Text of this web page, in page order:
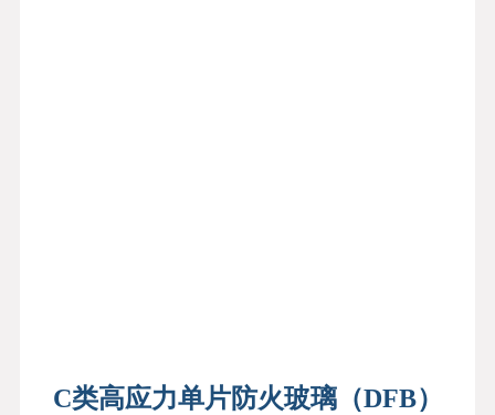
C类高应力单片防火玻璃（DFB）